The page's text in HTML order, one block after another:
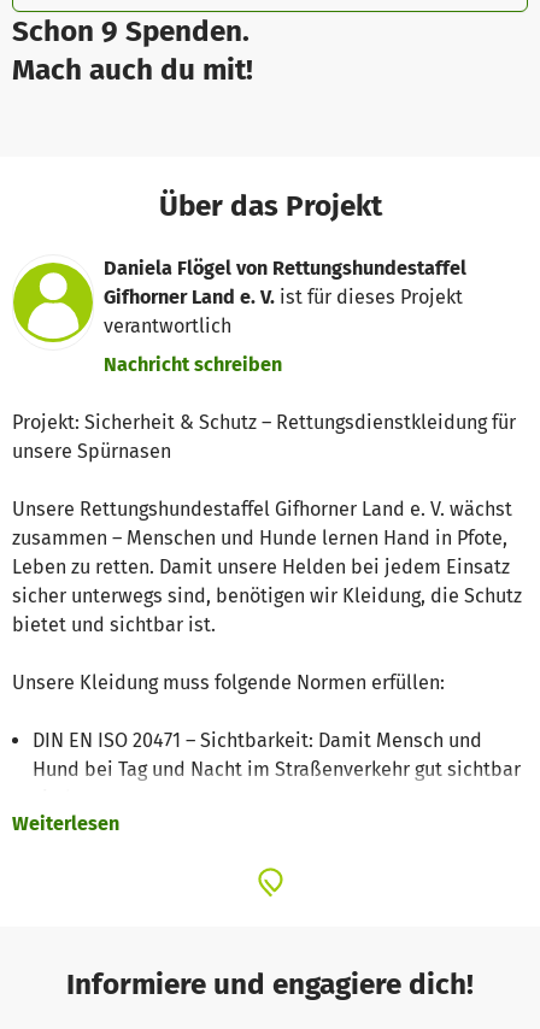
Schon 9 Spenden.
Mach auch du mit!
Über das Projekt
Daniela Flögel von Rettungshundestaffel
Gifhorner Land e. V. ist für dieses Projekt
verantwortlich
Nachricht schreiben
Projekt: Sicherheit & Schutz – Rettungsdienstkleidung für
unsere Spürnasen
Unsere Rettungshundestaffel Gifhorner Land e. V. wächst
zusammen – Menschen und Hunde lernen Hand in Pfote,
Leben zu retten. Damit unsere Helden bei jedem Einsatz
sicher unterwegs sind, benötigen wir Kleidung, die Schutz
bietet und sichtbar ist.
Unsere Kleidung muss folgende Normen erfüllen:
DIN EN ISO 20471 – Sichtbarkeit: Damit Mensch und
Hund bei Tag und Nacht im Straßenverkehr gut sichtbar
DIN EN 343 – Regen: Wind- und Regenjacken für
DIN EN 14058 – Kälte: Kleidung, die unsere
Weiterlesen
Informiere und engagiere dich!